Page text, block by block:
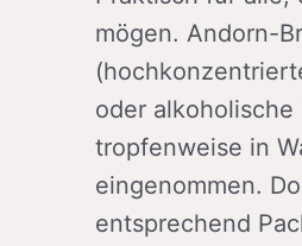
mögen. Andorn-
oder
tropfenweise in
eingenommen.
entsprechend